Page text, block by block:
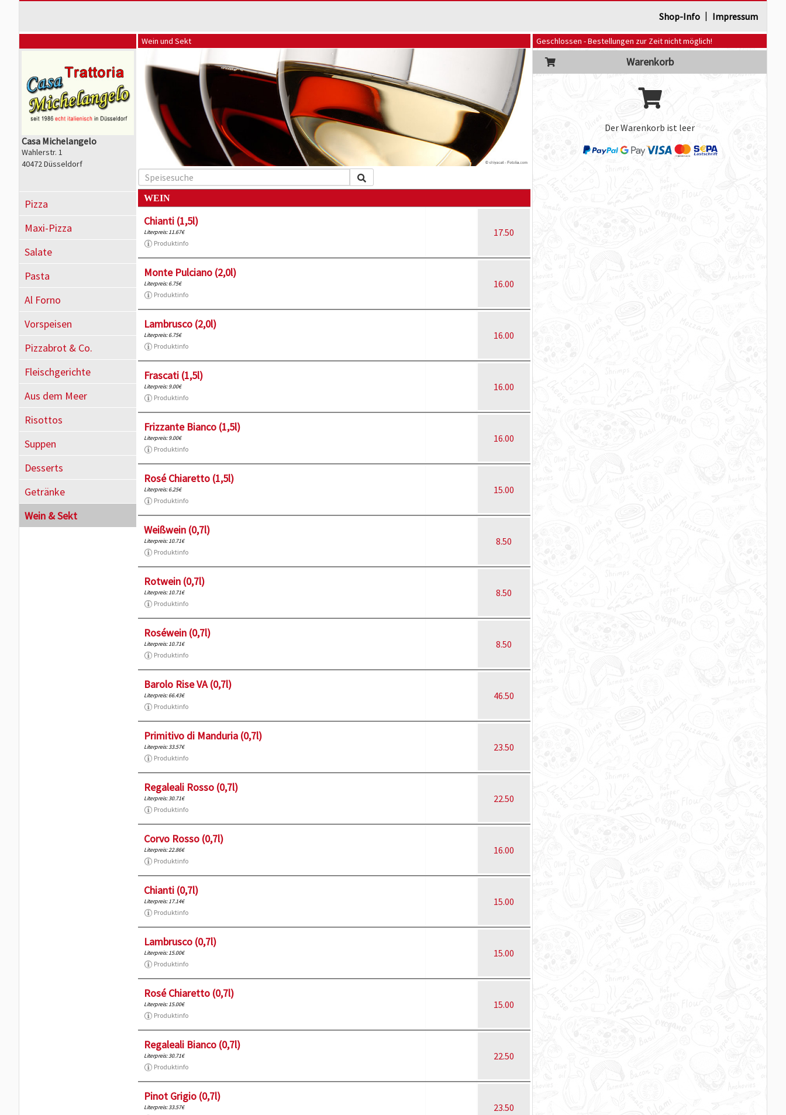
Shop-Info | Impressum
Geschlossen - Bestellungen zur Zeit nicht möglich!
Warenkorb
Der Warenkorb ist leer
Casa Michelangelo
Wahlerstr. 1
40472 Düsseldorf
Pizza
Maxi-Pizza
Salate
Pasta
Al Forno
Vorspeisen
Pizzabrot & Co.
Fleischgerichte
Aus dem Meer
Risottos
Suppen
Desserts
Getränke
Wein & Sekt
Wein und Sekt
WEIN
Chianti (1,5l)
Literpreis: 11.67€
Produktinfo
17.50
Monte Pulciano (2,0l)
Literpreis: 6.75€
Produktinfo
16.00
Lambrusco (2,0l)
Literpreis: 6.75€
Produktinfo
16.00
Frascati (1,5l)
Literpreis: 9.00€
Produktinfo
16.00
Frizzante Bianco (1,5l)
Literpreis: 9.00€
Produktinfo
16.00
Rosé Chiaretto (1,5l)
Literpreis: 6.25€
Produktinfo
15.00
Weißwein (0,7l)
Literpreis: 10.71€
Produktinfo
8.50
Rotwein (0,7l)
Literpreis: 10.71€
Produktinfo
8.50
Roséwein (0,7l)
Literpreis: 10.71€
Produktinfo
8.50
Barolo Rise VA (0,7l)
Literpreis: 66.43€
Produktinfo
46.50
Primitivo di Manduria (0,7l)
Literpreis: 33.57€
Produktinfo
23.50
Regaleali Rosso (0,7l)
Literpreis: 30.71€
Produktinfo
22.50
Corvo Rosso (0,7l)
Literpreis: 22.86€
Produktinfo
16.00
Chianti (0,7l)
Literpreis: 17.14€
Produktinfo
15.00
Lambrusco (0,7l)
Literpreis: 15.00€
Produktinfo
15.00
Rosé Chiaretto (0,7l)
Literpreis: 15.00€
Produktinfo
15.00
Regaleali Bianco (0,7l)
Literpreis: 30.71€
Produktinfo
22.50
Pinot Grigio (0,7l)
Literpreis: 33.57€ 23.50